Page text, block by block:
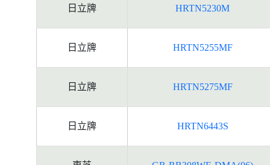
日立牌 HRTN5230M
日立牌 HRTN5255MF
日立牌 HRTN5275MF
日立牌 HRTN6443S